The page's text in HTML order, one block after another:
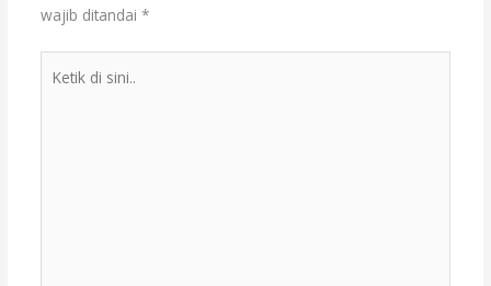
wajib ditandai *